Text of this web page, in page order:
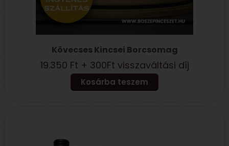
Kövecses Kincsei Borcsomag
19.350 Ft + 300Ft visszaváltási díj
Kosárba teszem